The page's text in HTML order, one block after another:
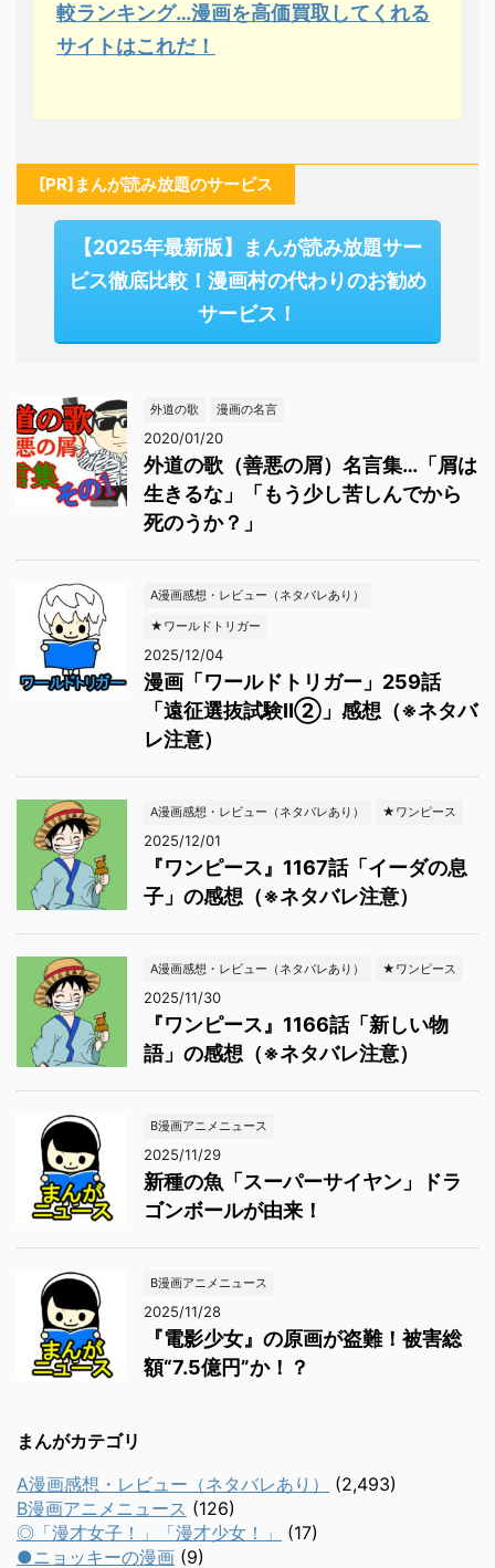
較ランキング…漫画を高価買取してくれる
サイトはこれだ！
[PR]まんが読み放題のサービス
【2025年最新版】まんが読み放題サー
ビス徹底比較！漫画村の代わりのお勧め
サービス！
外道の歌 漫画の名言
2020/01/20
外道の歌（善悪の屑）名言集…「屑は
生きるな」「もう少し苦しんでから
死のうか？」
A漫画感想・レビュー（ネタバレあり）
★ワールドトリガー
2025/12/04
漫画「ワールドトリガー」259話
「遠征選抜試験Ⅱ②」感想（※ネタバ
レ注意）
A漫画感想・レビュー（ネタバレあり） ★ワンピース
2025/12/01
『ワンピース』1167話「イーダの息
子」の感想（※ネタバレ注意）
A漫画感想・レビュー（ネタバレあり） ★ワンピース
2025/11/30
『ワンピース』1166話「新しい物
語」の感想（※ネタバレ注意）
B漫画アニメニュース
2025/11/29
新種の魚「スーパーサイヤン」ドラ
ゴンボールが由来！
B漫画アニメニュース
2025/11/28
『電影少女』の原画が盗難！被害総
額“7.5億円”か！？
まんがカテゴリ
A漫画感想・レビュー（ネタバレあり）
(2,493)
B漫画アニメニュース (126)
◎「漫才女子！」「漫才少女！」
(17)
●ニョッキーの漫画 (9)